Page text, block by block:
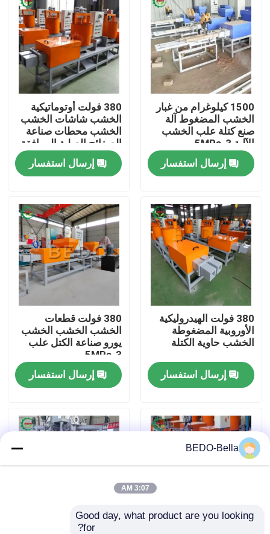
المنتجات
معلومات عنا
جولة في المعمل
رقابة جودة
اتصل بنا
أخبار
آلة تقطيع الخشب
1500 كيلوغرام من غبار
الخشب المضغوط آلة
صنع كتلة علب الخشب
الآلية 3-5MPa
إرسال استفسار
380 فولت أوتوماتيكية
الخشب شاشات الخشب
الخشب محطات صناعة
الصفائح الصلبة الموافقة
الموافقة الموافقة
الموافقة الموافقة
الموافقة الموافقة
الموافقة
إرسال استفسار
380 فولت الهيدروليكية
الأوروبية المضغوطة
الخشب حاوية الكتلة
إرسال استفسار
380 فولت قطعات
الخشب الخشب الخشب
يورو صناعة الكتل علب
3-5MPa
إرسال استفسار
آلة صنع كتل نشارة
BEDO-Bella
3:07 AM
Good day, what product are you looking
for?